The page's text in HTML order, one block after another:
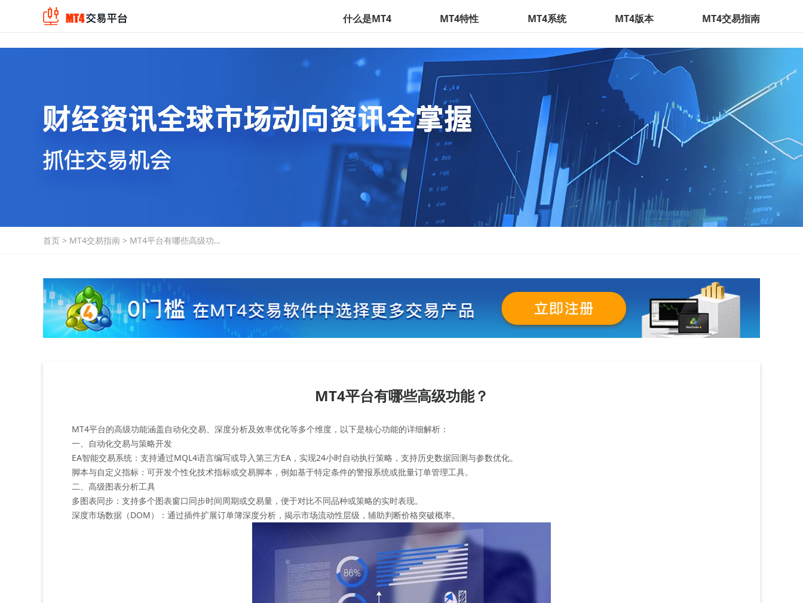
什么是MT4 MT4特性 MT4系统 MT4版本 MT4交易指南
首页 > MT4交易指南 > MT4平台有哪些高级功
MT4平台有哪些高级功能？
MT4平台的高级功能涵盖自动化交易、深度分析及效率优化等多个维度，以下是核心功能的详细解析：
一、自动化交易与策略开发
‌EA智能交易系统‌：支持通过MQL4语言编写或导入第三方EA，实现24小时自动执行策略，支持历史数据回测与参数优化‌。
‌脚本与自定义指标‌：可开发个性化技术指标或交易脚本，例如基于特定条件的警报系统或批量订单管理工具‌。
二、高级图表分析工具
‌多图表同步‌：支持多个图表窗口同步时间周期或交易量，便于对比不同品种或策略的实时表现。
‌深度市场数据（DOM）‌：通过插件扩展订单簿深度分析，揭示市场流动性层级，辅助判断价格突破概率。